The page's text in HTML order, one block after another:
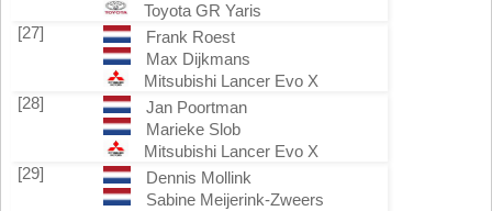
Toyota GR Yaris
[27]
Frank Roest
Max Dijkmans
Mitsubishi Lancer Evo X
[28]
Jan Poortman
Marieke Slob
Mitsubishi Lancer Evo X
[29]
Dennis Mollink
Sabine Meijerink-Zweers